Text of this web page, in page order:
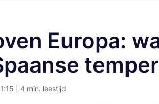
Europa:
| 4 min. leestijd